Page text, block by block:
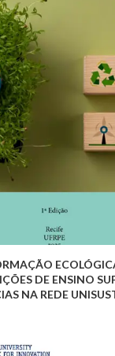
DE ENSINO
NA REDE